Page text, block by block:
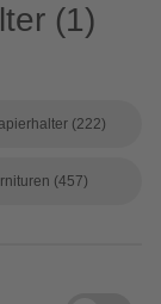
(1)
(222)
(457)